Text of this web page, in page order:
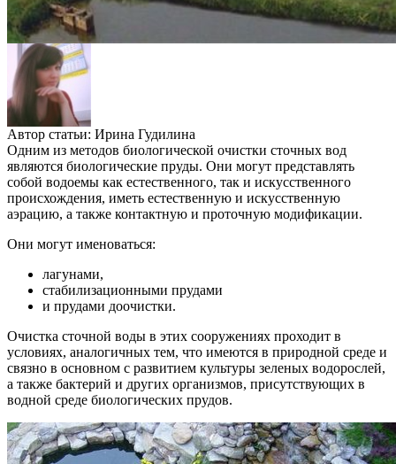
Автор статьи: Ирина Гудилина
Одним из методов биологической очистки сточных вод
являются биологические пруды. Они могут представлять
собой водоемы как естественного, так и искусственного
происхождения, иметь естественную и искусственную
аэрацию, а также контактную и проточную модификации.
Они могут именоваться:
лагунами,
стабилизационными прудами
и прудами доочистки.
Очистка сточной воды в этих сооружениях проходит в
условиях, аналогичных тем, что имеются в природной среде и
связно в основном с развитием культуры зеленых водорослей,
а также бактерий и других организмов, присутствующих в
водной среде биологических прудов.